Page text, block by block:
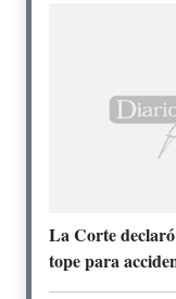
La Corte
tope para